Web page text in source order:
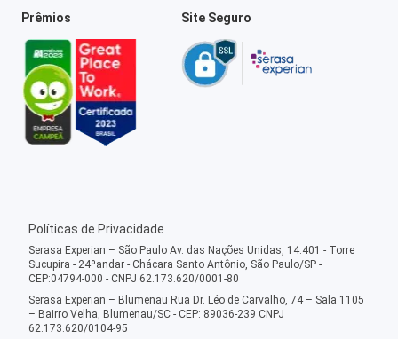
Prêmios Site Seguro
Políticas de Privacidade
Serasa Experian – São Paulo Av. das Nações Unidas, 14.401 - Torre
Sucupira - 24ºandar - Chácara Santo Antônio, São Paulo/SP -
CEP:04794-000 - CNPJ 62.173.620/0001-80
Serasa Experian – Blumenau Rua Dr. Léo de Carvalho, 74 – Sala 1105
– Bairro Velha, Blumenau/SC - CEP: 89036-239 CNPJ
62.173.620/0104-95